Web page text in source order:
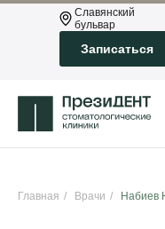
Славянский
бульвар
Записаться
Главная / Врачи / Набиев